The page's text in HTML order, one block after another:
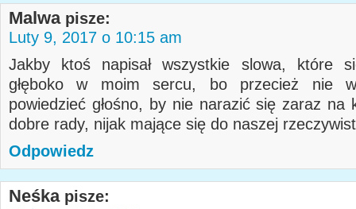
Malwa pisze:
Luty 9, 2017 o 10:15 am
Jakby ktoś napisał wszystkie slowa, które
głęboko w moim sercu, bo przecież nie
powiedzieć głośno, by nie narazić się zaraz na
dobre rady, nijak mające się do naszej
Odpowiedz
Neśka pisze: